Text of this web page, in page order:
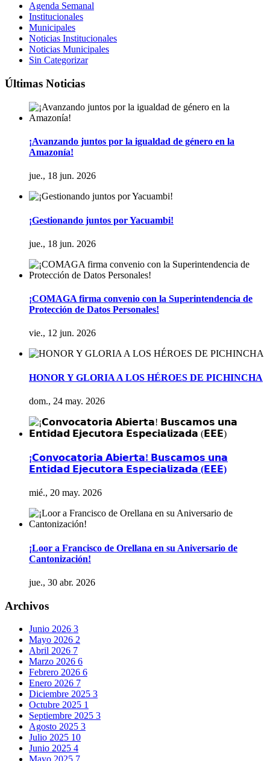
Agenda Semanal
Institucionales
Municipales
Noticias Institucionales
Noticias Municipales
Sin Categorizar
Últimas Noticias
¡Avanzando juntos por la igualdad de género en la
Amazonía!
jue., 18 jun. 2026
¡Gestionando juntos por Yacuambi!
jue., 18 jun. 2026
¡COMAGA firma convenio con la Superintendencia de
Protección de Datos Personales!
vie., 12 jun. 2026
HONOR Y GLORIA A LOS HÉROES DE PICHINCHA
dom., 24 may. 2026
¡𝗖𝗼𝗻𝘃𝗼𝗰𝗮𝘁𝗼𝗿𝗶𝗮 𝗔𝗯𝗶𝗲𝗿𝘁𝗮! 𝗕𝘂𝘀𝗰𝗮𝗺𝗼𝘀 𝘂𝗻𝗮
𝗘𝗻𝘁𝗶𝗱𝗮𝗱 𝗘𝗷𝗲𝗰𝘂𝘁𝗼𝗿𝗮 𝗘𝘀𝗽𝗲𝗰𝗶𝗮𝗹𝗶𝘇𝗮𝗱𝗮 (𝗘𝗘𝗘)
mié., 20 may. 2026
¡Loor a Francisco de Orellana en su Aniversario de
Cantonización!
jue., 30 abr. 2026
Archivos
Junio 2026 3
Mayo 2026 2
Abril 2026 7
Marzo 2026 6
Febrero 2026 6
Enero 2026 7
Diciembre 2025 3
Octubre 2025 1
Septiembre 2025 3
Agosto 2025 3
Julio 2025 10
Junio 2025 4